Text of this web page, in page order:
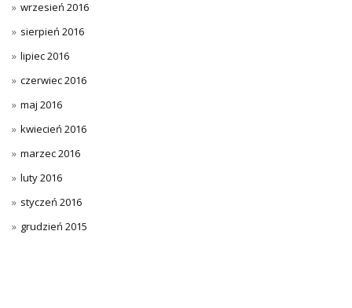
wrzesień 2016
sierpień 2016
lipiec 2016
czerwiec 2016
maj 2016
kwiecień 2016
marzec 2016
luty 2016
styczeń 2016
grudzień 2015